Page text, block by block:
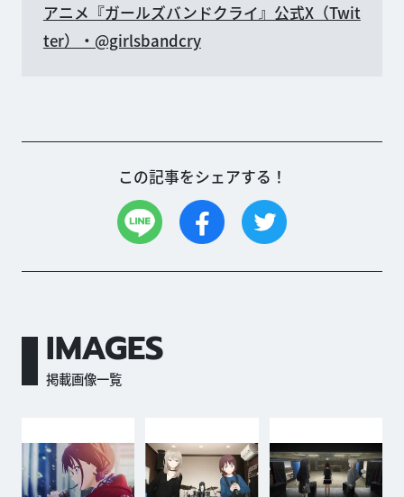
アニメ『ガールズバンドクライ』公式X（Twit
ter）・@girlsbandcry
この記事をシェアする！
IMAGES
掲載画像一覧